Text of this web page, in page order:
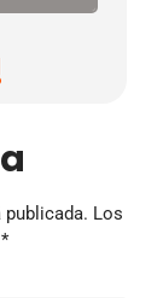
Los
*